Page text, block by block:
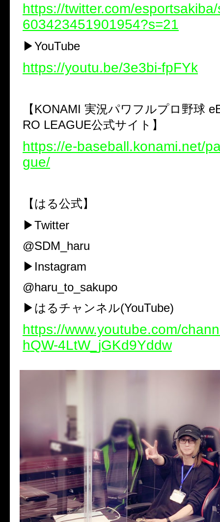
https://twitter.com/
603423451901954?s=21
▶︎YouTube
https://youtu.be/3e3bi-fpFYk
【KONAMI 実況パワフルプロ野球
RO LEAGUE公式サイト】
https://e-baseball.konami.net/
gue/
【はる公式】
▶︎Twitter
@SDM_haru
▶︎Instagram
@haru_to_sakupo
▶︎はるチャンネル(YouTube)
https://www.youtube.com/
hQW-4LtW_jGKd9Yddw